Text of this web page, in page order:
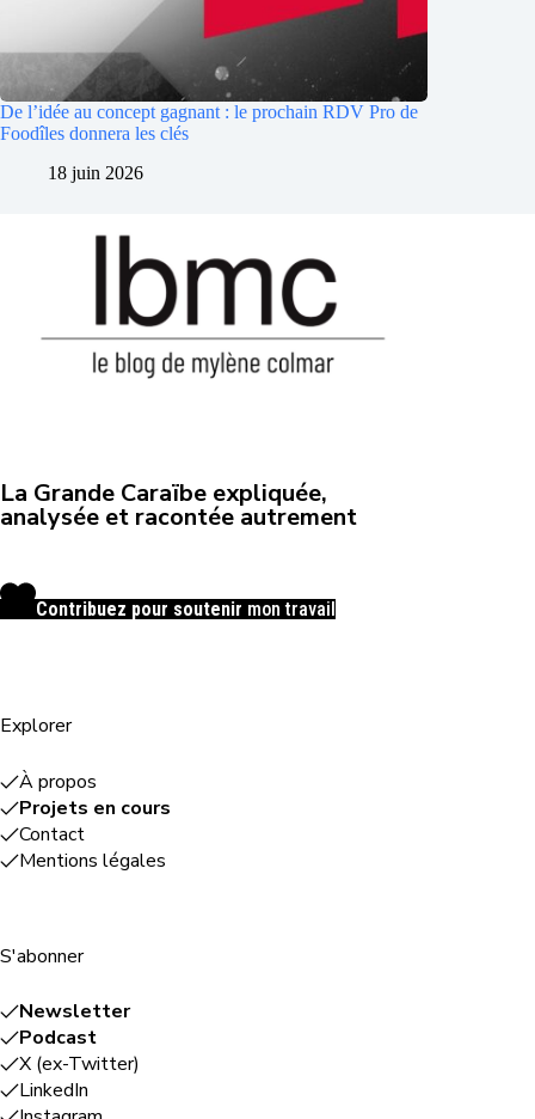
De l’idée au concept gagnant : le prochain RDV Pro de
Foodîles donnera les clés
18 juin 2026
La Grande Caraïbe expliquée,
analysée et racontée autrement
Contribuez pour soutenir mon travail
Explorer
À propos
Projets en cours
Contact
Mentions légales
S'abonner
Newsletter
Podcast
X (ex-Twitter)
LinkedIn